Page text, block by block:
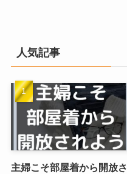
人気記事
主婦こそ部屋着から開放さ